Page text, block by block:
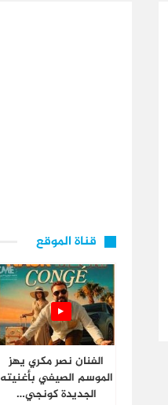
قناة الموقع
الفنان نصر مكري يهز
الموسم الصيفي بأغنيته
الجديدة كونجي…